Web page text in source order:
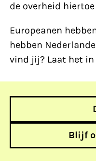
de overheid
Europeanen
hebben
vind jij? Laat het
Blijf